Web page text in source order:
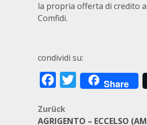
la propria offerta di credito
Comfidi.
condividi su:
Facebook
Twitter
Share
Zurück
AGRIGENTO – ECCELSO